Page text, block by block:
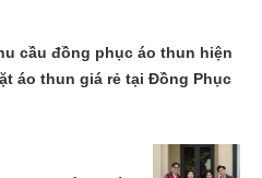
cầu đồng phục áo thun hiện
áo thun giá rẻ tại Đồng Phục